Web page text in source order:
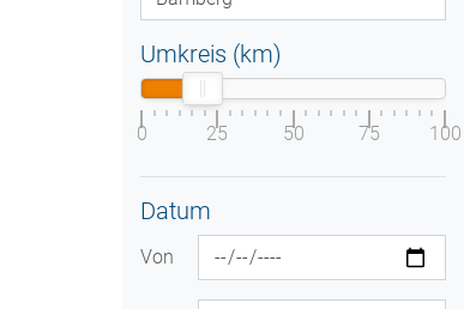
Umkreis (km)
0 25 50 75 100
Datum
Von